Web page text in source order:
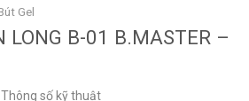
Gel
LONG B-01 B.MASTER –
Thông số kỹ thuật